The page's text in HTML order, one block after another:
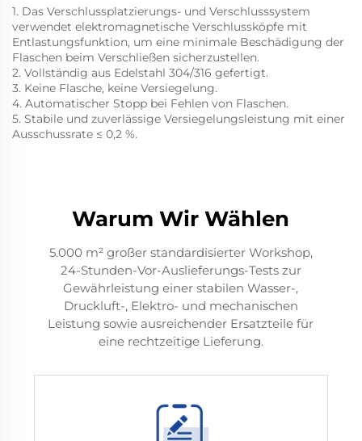
1. Das Verschlussplatzierungs- und Verschlusssystem
verwendet elektromagnetische Verschlussköpfe mit
Entlastungsfunktion, um eine minimale Beschädigung der
Flaschen beim Verschließen sicherzustellen.
2. Vollständig aus Edelstahl 304/316 gefertigt.
3. Keine Flasche, keine Versiegelung.
4. Automatischer Stopp bei Fehlen von Flaschen.
5. Stabile und zuverlässige Versiegelungsleistung mit einer
Ausschussrate ≤ 0,2 %.
Warum Wir Wählen
5.000 m² großer standardisierter Workshop,
24-Stunden-Vor-Auslieferungs-Tests zur
Gewährleistung einer stabilen Wasser-,
Druckluft-, Elektro- und mechanischen
Leistung sowie ausreichender Ersatzteile für
eine rechtzeitige Lieferung.